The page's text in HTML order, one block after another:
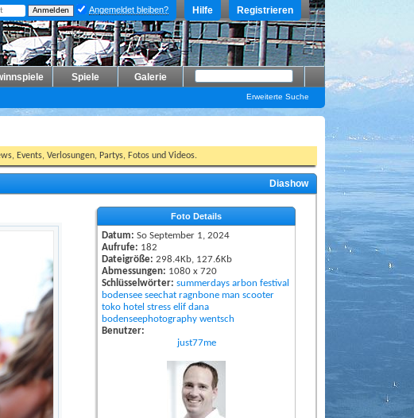
Registrieren
Hilfe
Angemeldet bleiben?
Spiele Galerie
Erweiterte Suche
Events, Verlosungen, Partys, Fotos und Videos.
Diashow
Foto Details
Datum: So September 1, 2024
Aufrufe: 182
Dateigröße: 298.4Kb, 127.6Kb
Abmessungen: 1080 x 720
Schlüsselwörter: summerdays arbon festival
bodensee seechat ragnbone man scooter
toko hotel stress elif dana
bodenseephotography wentsch
Benutzer:
just77me